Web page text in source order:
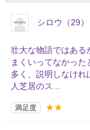
シロウ（29）
壮大な物語ではある
まくいってなかっ
多く、説明しなけ
人芝居のス...
満足度 ★★